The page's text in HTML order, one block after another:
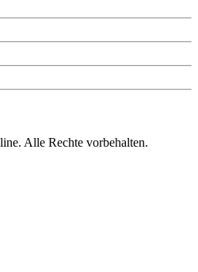
Alle Rechte vorbehalten.